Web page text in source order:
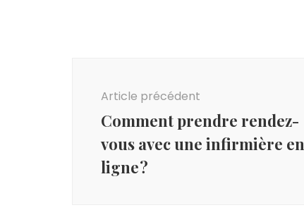
Article précédent
Comment prendre rendez-
vous avec une infirmière en
ligne ?